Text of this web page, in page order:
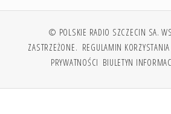
© POLSKIE RADIO SZCZECIN SA.
ZASTRZEŻONE. REGULAMIN
PRYWATNOŚCI BIULETYN